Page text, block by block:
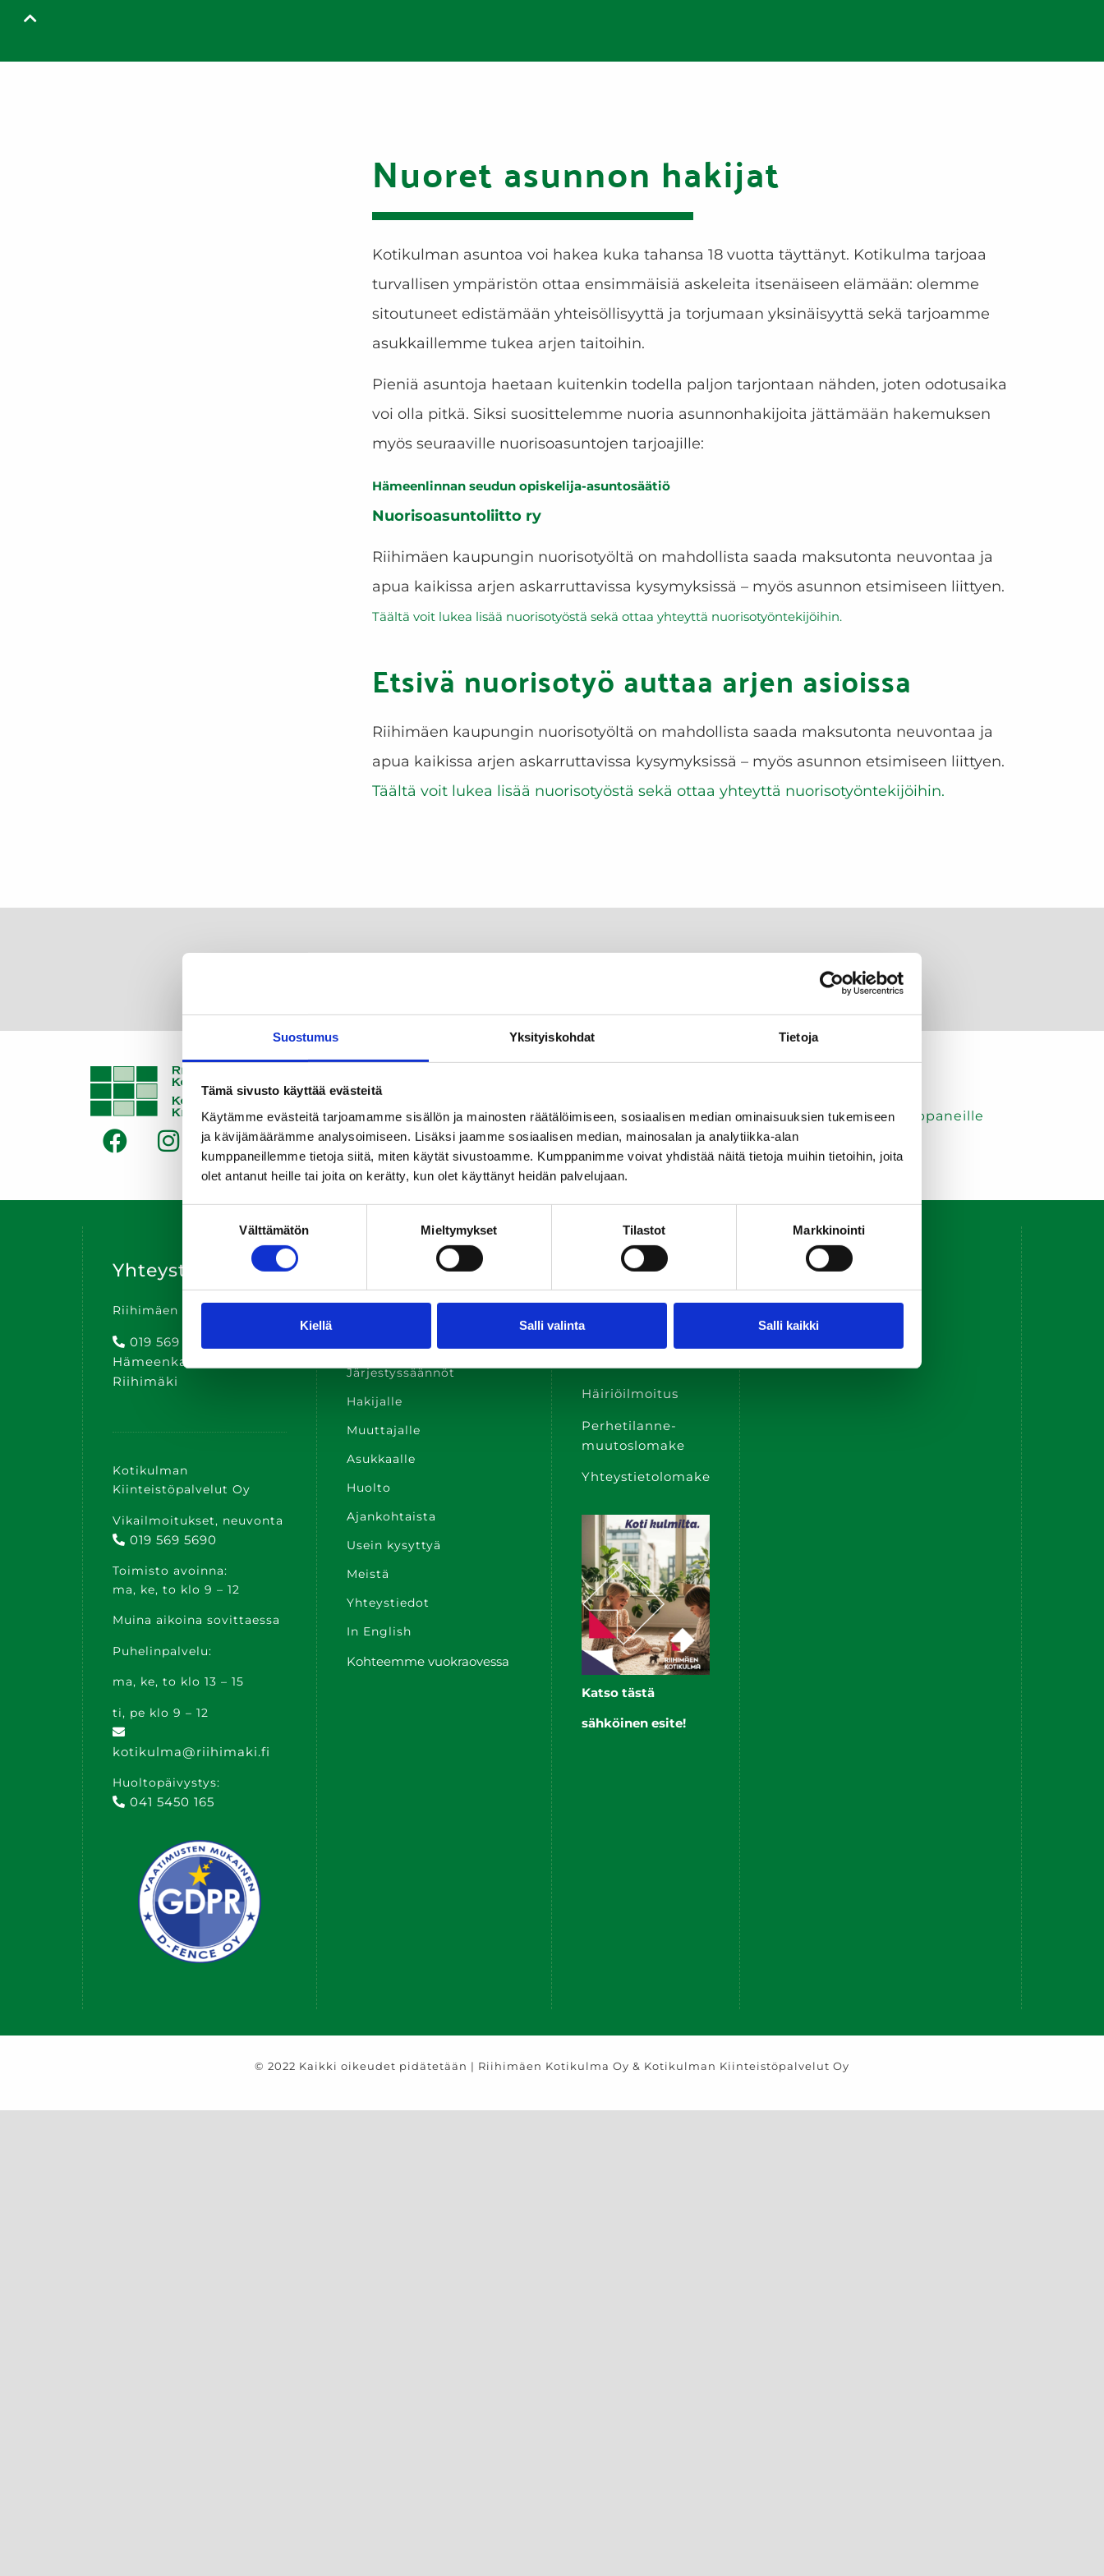
Suostumus Yksityiskohdat Tietoja
Tämä sivusto käyttää evästeitä
Käytämme evästeitä tarjoamamme sisällön ja mainosten räätälöimiseen, sosiaalisen median ominaisuuksien tukemiseen
ja kävijämäärämme analysoimiseen. Lisäksi jaamme sosiaalisen median, mainosalan ja analytiikka-alan
kumppaneillemme tietoja siitä, miten käytät sivustoamme. Kumppanimme voivat yhdistää näitä tietoja muihin tietoihin, joita
olet antanut heille tai joita on kerätty, kun olet käyttänyt heidän palvelujaan.
Välttämätön Mieltymykset Tilastot Markkinointi
Kiellä Salli valinta Salli kaikki
Nuoret asunnon hakijat
Kotikulman asuntoa voi hakea kuka tahansa 18 vuotta täyttänyt. Kotikulma tarjoaa
turvallisen ympäristön ottaa ensimmäisiä askeleita itsenäiseen elämään: olemme
sitoutuneet edistämään yhteisöllisyyttä ja torjumaan yksinäisyyttä sekä tarjoamme
asukkaillemme tukea arjen taitoihin.
Pieniä asuntoja haetaan kuitenkin todella paljon tarjontaan nähden, joten odotusaika
voi olla pitkä. Siksi suosittelemme nuoria asunnonhakijoita jättämään hakemuksen
myös seuraaville nuorisoasuntojen tarjoajille:
Hämeenlinnan seudun opiskelija-asuntosäätiö
Nuorisoasuntoliitto ry
Riihimäen kaupungin nuorisotyöltä on mahdollista saada maksutonta neuvontaa ja
apua kaikissa arjen askarruttavissa kysymyksissä – myös asunnon etsimiseen liittyen.
Täältä voit lukea lisää nuorisotyöstä sekä ottaa yhteyttä nuorisotyöntekijöihin.
Etsivä nuorisotyö auttaa arjen asioissa
Riihimäen kaupungin nuorisotyöltä on mahdollista saada maksutonta neuvontaa ja
apua kaikissa arjen askarruttavissa kysymyksissä – myös asunnon etsimiseen liittyen.
Täältä voit lukea lisää nuorisotyöstä sekä ottaa yhteyttä nuorisotyöntekijöihin.
TietosuojaselosteSaavutettavuusselosteTietoa yhteistyökumppaneille
Yhteystiedot
Riihimäen Kotikulma Oy
019 569 5690
Hämeenkatu 20 11100
Riihimäki
Kotikulman
Kiinteistöpalvelut Oy
Vikailmoitukset, neuvonta
019 569 5690
Toimisto avoinna:
ma, ke, to klo 9 – 12
Muina aikoina sovittaessa
Puhelinpalvelu:
ma, ke, to klo 13 – 15
ti, pe klo 9 – 12
kotikulma@riihimaki.fi
Huoltopäivystys:
041 5450 165
Pikalinkit
Järjestyssäännöt
Hakijalle
Muuttajalle
Asukkaalle
Huolto
Ajankohtaista
Usein kysyttyä
Meistä
Yhteys­tiedot
In English
Kohteemme vuokraovessa
Lomakkeet
Häiriöilmoitus
Perhetilanne­
muutoslomake
Yhteystietolomake
Katso tästä
sähköinen esite!
© 2022 Kaikki oikeudet pidätetään | Riihimäen Kotikulma Oy & Kotikulman Kiinteistöpalvelut Oy